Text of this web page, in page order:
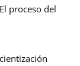
proceso del